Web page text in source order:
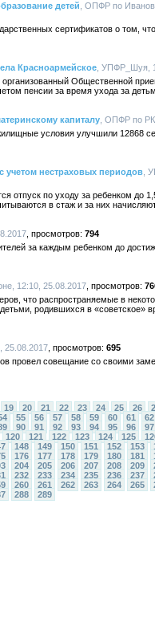
детей , ОПФР по
сертификатов о том,
Красноармейское , УПФР_Шуя,
Общественной
пенсии за время ухода за
капиталу , ОПФР по
условия улучшили 12868
учетом нестраховых периодов ,
отпуск по уходу за ребенком до
в стаж и за них
794
за каждым ребенком до
12:10, 25.08.2017
что распространяемые в
родившихся в «советское»
25.08.2017
695
провел совещание со своими
19 20 21 22 23 24 25 26
55 56 57 58 59 60 61 62
90 91 92 93 94 95 96 97
120 121 122 123 124 125
148 149 150 151 152 153
176 177 178 179 180 181
204 205 206 207 208 209
232 233 234 235 236 237
260 261 262 263 264 265
288 289